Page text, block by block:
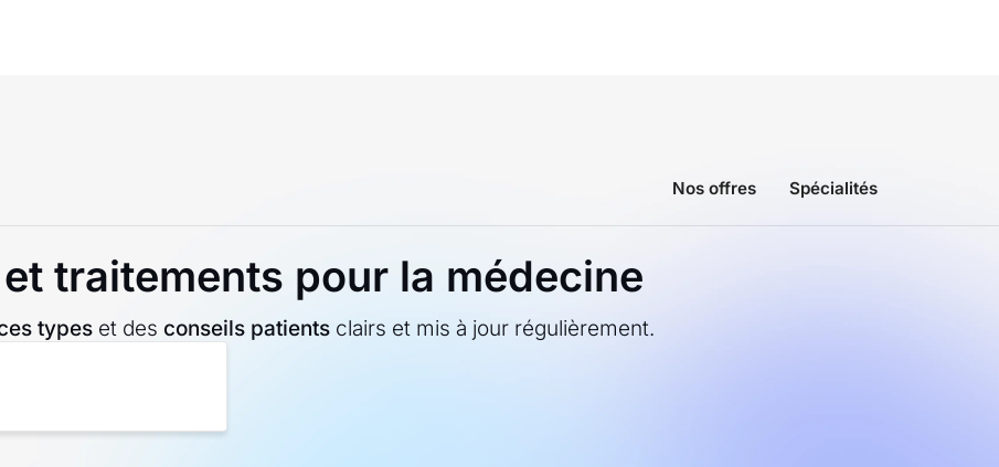
Nos offres Spécialités
traitements pour la médecine
types et des conseils patients clairs et mis à jour régulièrement.